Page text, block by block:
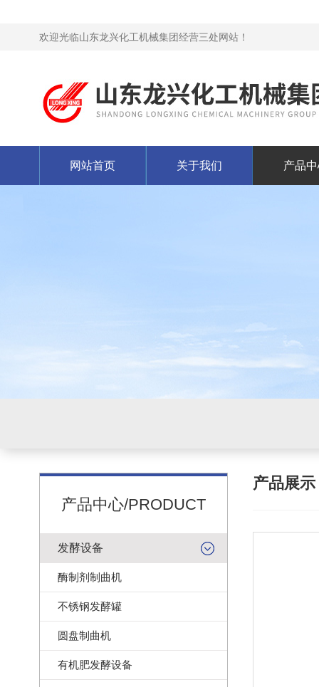
欢迎光临山东龙兴化工机械集团经营三处网站！
网站首页 关于我们 产品
产品中心/PRODUCT
发酵设备
酶制剂制曲机
不锈钢发酵罐
圆盘制曲机
有机肥发酵设备
产品展示